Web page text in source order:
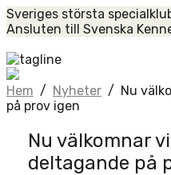
Skip
to
Sveriges största
Ansluten till Svenska
Hem / Nyheter / Nu
på prov igen
Nu välkomnar
deltagande på